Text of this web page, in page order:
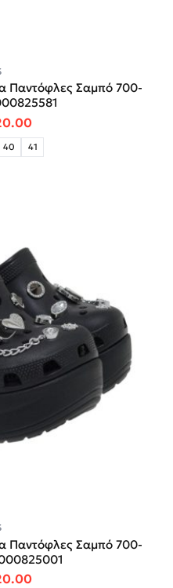
Παντόφλες Σαμπό 700-
price was: €49.95.
Η τρέχουσα τιμή
40 41
Παντόφλες Σαμπό 700-
price was: €49.95.
Η τρέχουσα τιμή